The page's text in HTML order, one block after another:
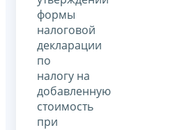
формы
налоговой
декларации
по
налогу на
добавленную
стоимость
при